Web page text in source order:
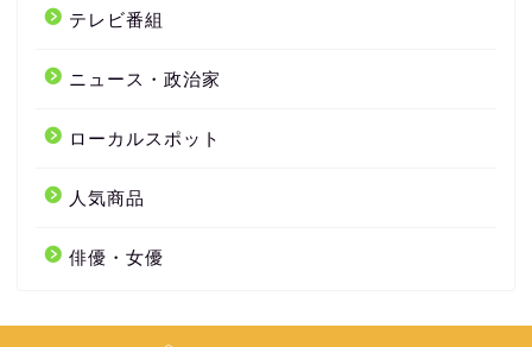
テレビ番組
ニュース・政治家
ローカルスポット
人気商品
俳優・女優